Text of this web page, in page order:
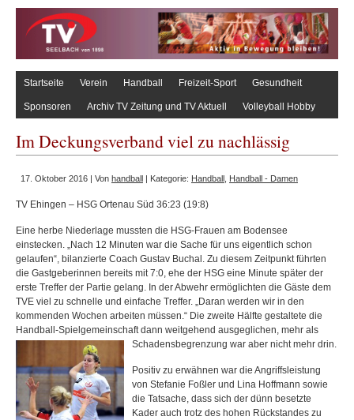
Startseite Verein Handball Freizeit-Sport Gesundheit
Sponsoren Archiv TV Zeitung und TV Aktuell Volleyball Hobby
Im Deckungsverband viel zu nachlässig
17. Oktober 2016 | Von handball | Kategorie: Handball Handball - Damen
TV Ehingen – HSG Ortenau Süd 36:23 (19:8)
Eine herbe Niederlage mussten die HSG-Frauen am Bodensee
einstecken. „Nach 12 Minuten war die Sache für uns eigentlich schon
gelaufen“, bilanzierte Coach Gustav Buchal. Zu diesem Zeitpunkt führten
die Gastgeberinnen bereits mit 7:0, ehe der HSG eine Minute später der
erste Treffer der Partie gelang. In der Abwehr ermöglichten die Gäste dem
TVE viel zu schnelle und einfache Treffer. „Daran werden wir in den
kommenden Wochen arbeiten müssen.“ Die zweite Hälfte gestaltete die
Handball-Spielgemeinschaft dann weitgehend ausgeglichen, mehr als
Schadensbegrenzung war aber nicht mehr drin.
Positiv zu erwähnen war die Angriffsleistung
von Stefanie Foßler und Lina Hoffmann sowie
die Tatsache, dass sich der dünn besetzte
Kader auch trotz des hohen Rückstandes zu